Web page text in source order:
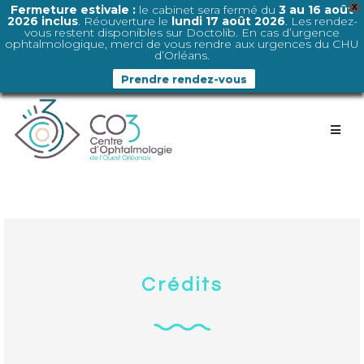
X
Fermeture estivale : le cabinet sera fermé du 3 au 16 août
2026 inclus. Réouverture le lundi 17 août 2026. Les rendez-
vous restent disponibles sur Doctolib. En cas d’urgence
ophtalmologique, merci de vous rendre aux urgences du CHU
d’Orléans.
Prendre rendez-vous
Crédits